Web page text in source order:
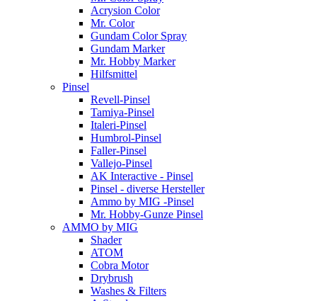
Acrysion Color
Mr. Color
Gundam Color Spray
Gundam Marker
Mr. Hobby Marker
Hilfsmittel
Pinsel
Revell-Pinsel
Tamiya-Pinsel
Italeri-Pinsel
Humbrol-Pinsel
Faller-Pinsel
Vallejo-Pinsel
AK Interactive - Pinsel
Pinsel - diverse Hersteller
Ammo by MIG -Pinsel
Mr. Hobby-Gunze Pinsel
AMMO by MIG
Shader
ATOM
Cobra Motor
Drybrush
Washes & Filters